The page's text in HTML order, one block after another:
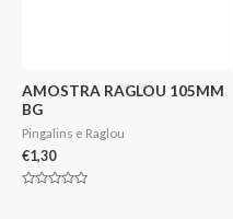
AMOSTRA RAGLOU 105MM
BG
Pingalins e Raglou
€1,30